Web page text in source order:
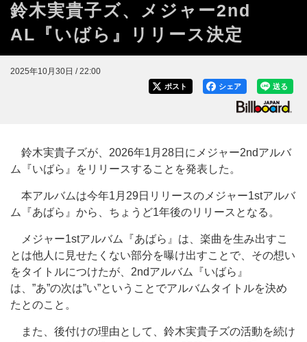
鈴木実貴子ズ、メジャー2nd
AL『いばら』リリース決定
2025年10月30日 / 22:00
送る
シェア
ポスト
鈴木実貴子ズが、2026年1月28日にメジャー2ndアルバ
ム『いばら』をリリースすることを発表した。
本アルバムは今年1月29日リリースのメジャー1stアルバ
ム『あばら』から、ちょうど1年後のリリースとなる。
メジャー1stアルバム『あばら』は、楽曲を生み出すこ
とは他人に見せたくない部分を曝け出すことで、その想い
をタイトルにつけたが、2ndアルバム『いばら』
は、”あ”の次は”い”ということでアルバムタイトルを決め
たとのこと。
また、後付けの理由として、鈴木実貴子ズの活動を続け